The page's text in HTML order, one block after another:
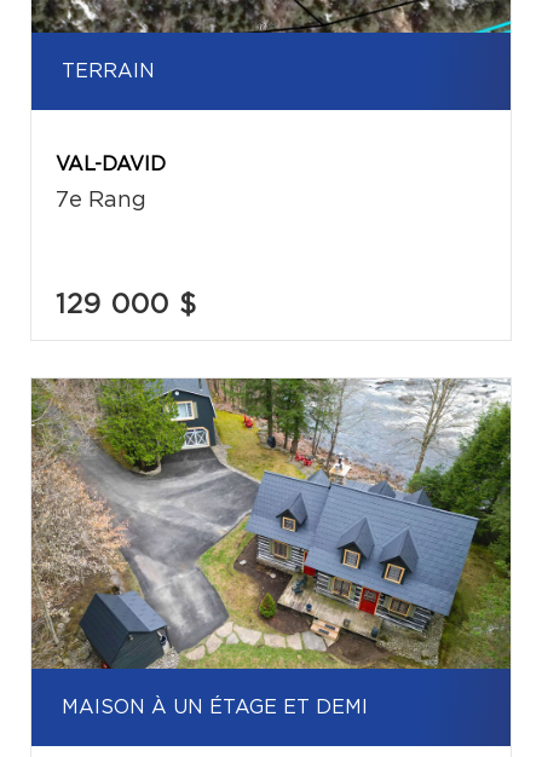
TERRAIN
VAL-DAVID
7e Rang
129 000 $
MAISON À UN ÉTAGE ET DEMI